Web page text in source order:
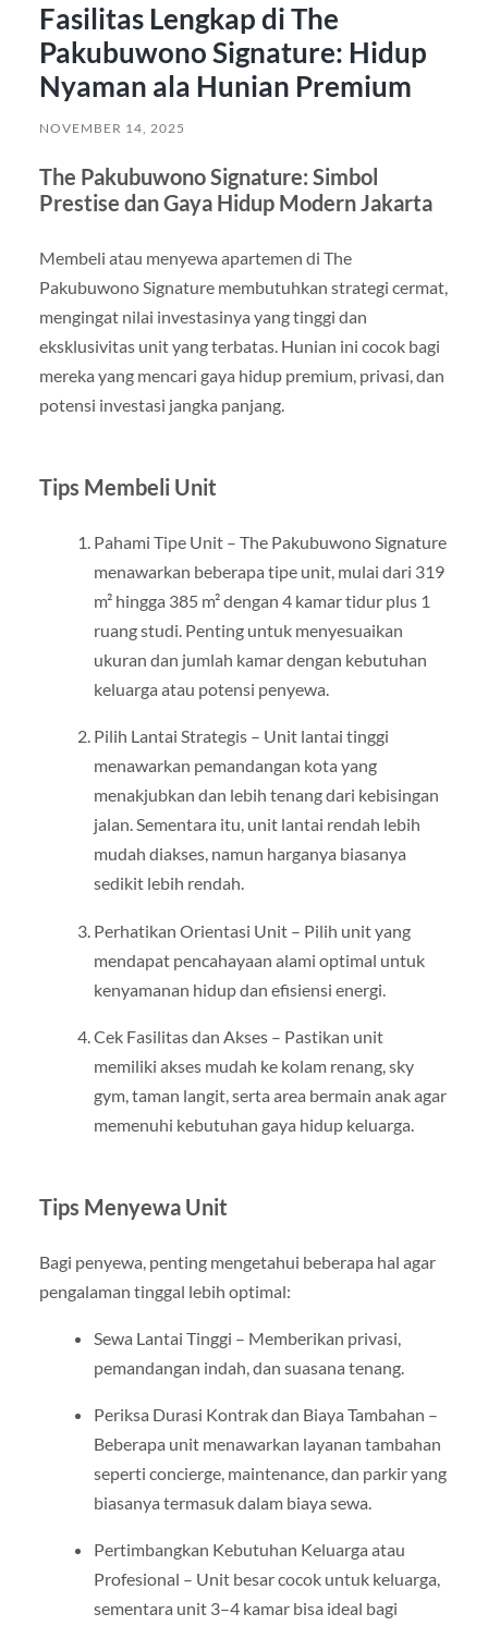
Fasilitas Lengkap di The
Pakubuwono Signature: Hidup
Nyaman ala Hunian Premium
NOVEMBER 14, 2025
The Pakubuwono Signature: Simbol
Prestise dan Gaya Hidup Modern Jakarta
Membeli atau menyewa apartemen di The
Pakubuwono Signature membutuhkan strategi cermat,
mengingat nilai investasinya yang tinggi dan
eksklusivitas unit yang terbatas. Hunian ini cocok bagi
mereka yang mencari gaya hidup premium, privasi, dan
potensi investasi jangka panjang.
Tips Membeli Unit
Pahami Tipe Unit – The Pakubuwono Signature
menawarkan beberapa tipe unit, mulai dari 319
m² hingga 385 m² dengan 4 kamar tidur plus 1
ruang studi. Penting untuk menyesuaikan
ukuran dan jumlah kamar dengan kebutuhan
keluarga atau potensi penyewa.
Pilih Lantai Strategis – Unit lantai tinggi
menawarkan pemandangan kota yang
menakjubkan dan lebih tenang dari kebisingan
jalan. Sementara itu, unit lantai rendah lebih
mudah diakses, namun harganya biasanya
sedikit lebih rendah.
Perhatikan Orientasi Unit – Pilih unit yang
mendapat pencahayaan alami optimal untuk
kenyamanan hidup dan efisiensi energi.
Cek Fasilitas dan Akses – Pastikan unit
memiliki akses mudah ke kolam renang, sky
gym, taman langit, serta area bermain anak agar
memenuhi kebutuhan gaya hidup keluarga.
Tips Menyewa Unit
Bagi penyewa, penting mengetahui beberapa hal agar
pengalaman tinggal lebih optimal:
Sewa Lantai Tinggi – Memberikan privasi,
pemandangan indah, dan suasana tenang.
Periksa Durasi Kontrak dan Biaya Tambahan –
Beberapa unit menawarkan layanan tambahan
seperti concierge, maintenance, dan parkir yang
biasanya termasuk dalam biaya sewa.
Pertimbangkan Kebutuhan Keluarga atau
Profesional – Unit besar cocok untuk keluarga,
sementara unit 3–4 kamar bisa ideal bagi